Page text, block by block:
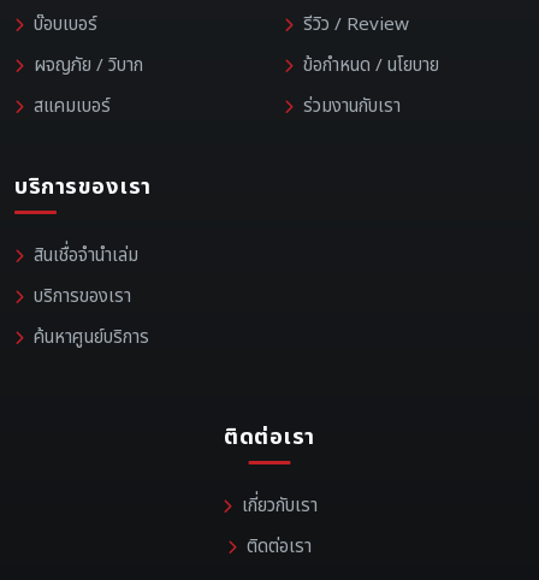
บ๊อบเบอร์
ผจญภัย / วิบาก
สแคมเบอร์
รีวิว / Review
ข้อกำหนด / นโยบาย
ร่วมงานกับเรา
บริการของเรา
สินเชื่อจำนำเล่ม
บริการของเรา
ค้นหาศูนย์บริการ
ติดต่อเรา
เกี่ยวกับเรา
ติดต่อเรา